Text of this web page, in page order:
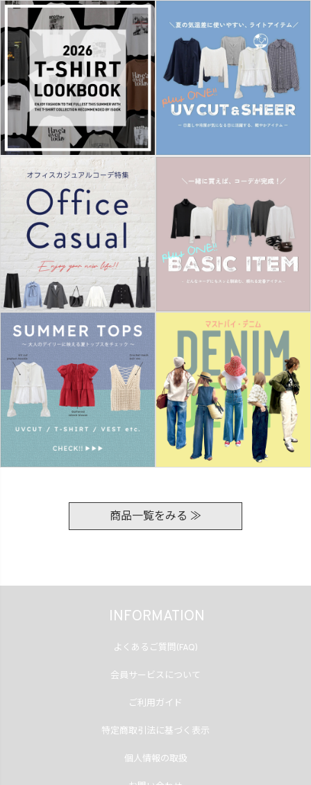
商品一覧をみる ≫
INFORMATION
よくあるご質問(FAQ)
会員サービスについて
ご利用ガイド
特定商取引法に基づく表示
個人情報の取扱